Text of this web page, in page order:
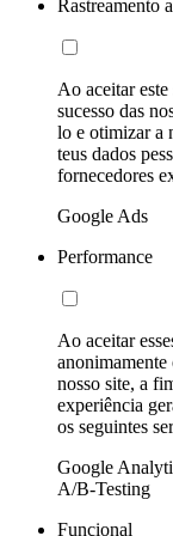
Rastreamento
Ao aceitar
sucesso das
lo e otimizar a
teus dados
fornecedores
Google Ads
Performance
Ao aceitar
anonimamente
nosso site, a
experiência
os seguintes
Google
A/B-Testing
Funcional